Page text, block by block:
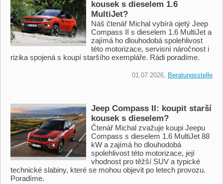
kousek s dieselem 1.6
MultiJet?
Náš čtenář Michal vybírá ojetý Jeep
Compass II s dieselem 1.6 MultiJet a
zajímá ho dlouhodobá spolehlivost
této motorizace, servisní náročnost i
rizika spojená s koupí staršího exempláře. Rádi poradíme.
01.07.2026, Beratungsstelle
Jeep Compass II: koupit starší
kousek s dieselem?
Čtenář Michal zvažuje koupi Jeepu
Compass s dieselem 1.6 MultiJet 88
kW a zajímá ho dlouhodobá
spolehlivost této motorizace, její
vhodnost pro těžší SUV a typické
technické slabiny, které se mohou objevit po letech provozu.
Poradíme.